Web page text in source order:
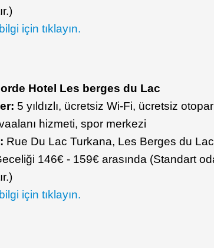
için tıklayın.
Hotel Les berges du Lac
5 yıldızlı, ücretsiz Wi-Fi, ücretsiz
hizmeti, spor merkezi
Rue Du Lac Turkana, Les Berges du Lac
146€ - 159€ arasında (Standart
için tıklayın.